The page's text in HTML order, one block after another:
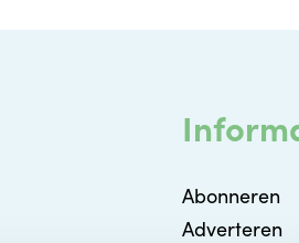
Abonneren
Adverteren